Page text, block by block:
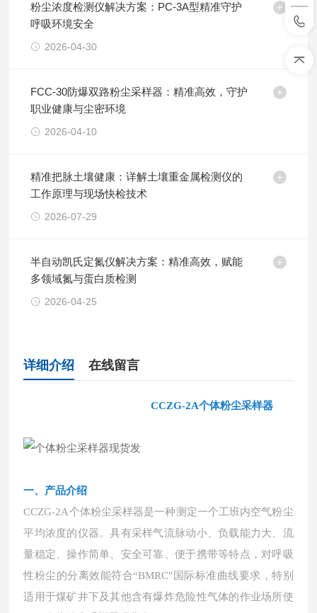
粉尘浓度检测仪解决方案：PC-3A型精准守护
呼吸环境安全
2026-04-30
FCC-30防爆双路粉尘采样器：精准高效，守护
职业健康与尘密环境
2026-04-10
精准把脉土壤健康：详解土壤重金属检测仪的
工作原理与现场快检技术
2026-07-29
半自动凯氏定氮仪解决方案：精准高效，赋能
多领域氮与蛋白质检测
2026-04-25
详细介绍 在线留言
CCZG-2A个体粉尘采样器
一、 产品介绍
CCZG-2A个体粉尘采样器是一种测定一个工班内空气粉尘
平均浓度的仪器。具有采样气流脉动小、负载能力大、流
量稳定、操作简单、安全可靠、便于携带等特点，对呼吸
性粉尘的分离效能符合“BMRC"国际标准曲线要求，特别
适用于煤矿井下及其他含有爆炸危险性气体的作业场所使